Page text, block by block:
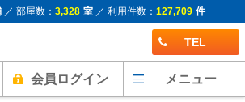
／ 部屋数： 3,328 室／ 利用件数： 127,709 件
TEL
会員ログイン メニュー